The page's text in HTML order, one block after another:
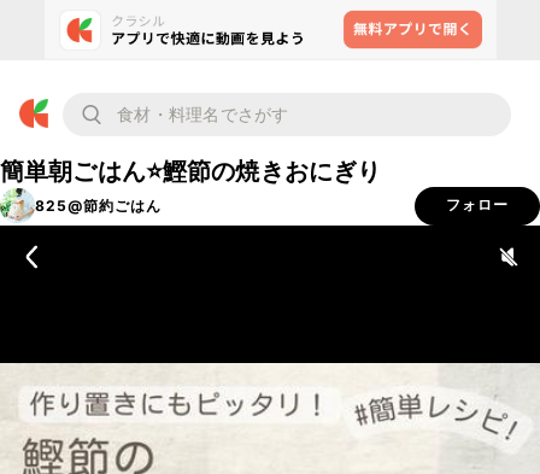
簡単朝ごはん⭐️鰹節の焼きおにぎり
825@節約ごはん フォロー